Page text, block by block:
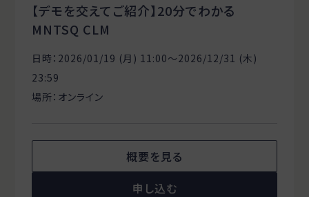
【デモを交えてご紹介】20分でわかる
MNTSQ CLM
日時：2026/01/19 (月) 11:00〜2026/12/31 (木)
23:59
場所：オンライン
概要を見る
申し込む